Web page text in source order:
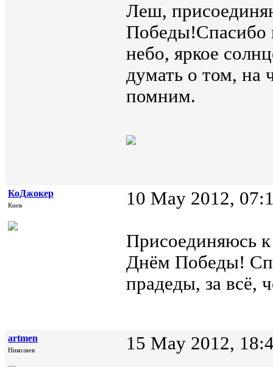
Леш,
Победы!Спасибо
небо, яркое
думать о том, на
помним.
КоДжокер
Киев 10 May 2012,
Присоединяюсь
Днём Победы!
прадеды, за всё,
artmen
Николаев 15 May 2012,